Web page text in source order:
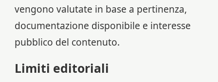
vengono valutate in base a pertinenza,
documentazione disponibile e interesse
pubblico del contenuto.
Limiti editoriali